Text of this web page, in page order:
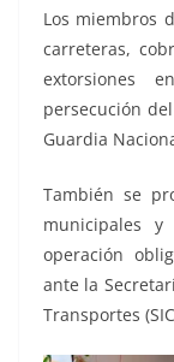
Los miembros
carreteras,
extorsiones
persecución
Guardia
También se
municipales
operación
ante la
Transportes